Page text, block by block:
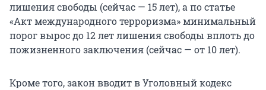
лишения свободы (сейчас — 15 лет), а по статье
«Акт международного терроризма» минимальный
порог вырос до 12 лет лишения свободы вплоть до
пожизненного заключения (сейчас — от 10 лет).
Кроме того, закон вводит в Уголовный кодекс